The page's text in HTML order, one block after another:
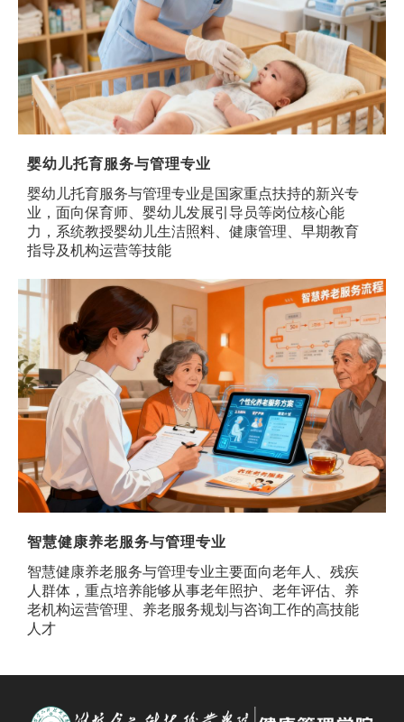
婴幼儿托育服务与管理专业
婴幼儿托育服务与管理专业是国家重点扶持的新兴专
业，面向保育师、婴幼儿发展引导员等岗位核心能
力，系统教授婴幼儿生洁照料、健康管理、早期教育
指导及机构运营等技能
智慧健康养老服务与管理专业
智慧健康养老服务与管理专业主要面向老年人、残疾
人群体，重点培养能够从事老年照护、老年评估、养
老机构运营管理、养老服务规划与咨询工作的高技能
人才